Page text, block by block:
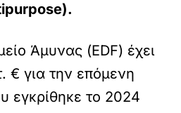
Άμυνας (EDF) έχει
€ για την επόμενη
εγκρίθηκε το 2024